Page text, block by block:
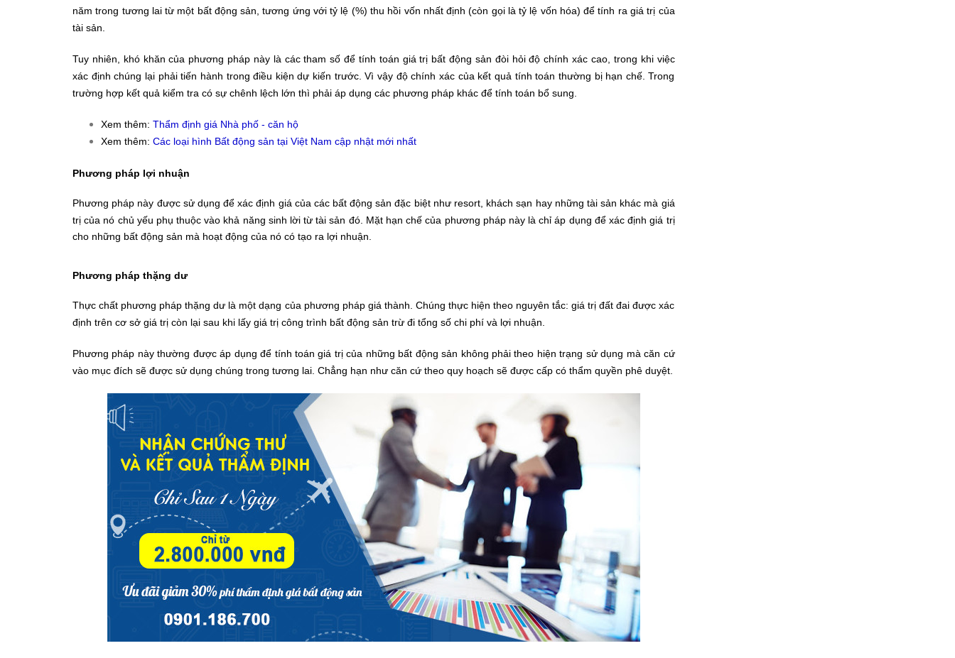
năm trong tương lai từ một bất động sản, tương ứng với tỷ lệ (%) thu hồi vốn nhất định (còn gọi là tỷ lệ vốn hóa) để tính ra giá trị của
tài sản.
Tuy nhiên, khó khăn của phương pháp này là các tham số để tính toán giá trị bất động sản đòi hỏi độ chính xác cao, trong khi việc
xác định chúng lại phải tiến hành trong điều kiện dự kiến trước. Vì vậy độ chính xác của kết quả tính toán thường bị hạn chế. Trong
trường hợp kết quả kiểm tra có sự chênh lệch lớn thì phải áp dụng các phương pháp khác để tính toán bổ sung.
Xem thêm: Thẩm định giá Nhà phố - căn hộ
Xem thêm: Các loại hình Bất động sản tại Việt Nam cập nhật mới nhất
Phương pháp lợi nhuận
Phương pháp này được sử dụng để xác định giá của các bất động sản đặc biệt như resort, khách sạn hay những tài sản khác mà giá
trị của nó chủ yếu phụ thuộc vào khả năng sinh lời từ tài sản đó. Mặt hạn chế của phương pháp này là chỉ áp dụng để xác định giá trị
cho những bất động sản mà hoạt động của nó có tạo ra lợi nhuận.
Phương pháp thặng dư
Thực chất phương pháp thặng dư là một dạng của phương pháp giá thành. Chúng thực hiện theo nguyên tắc: giá trị đất đai được xác
định trên cơ sở giá trị còn lại sau khi lấy giá trị công trình bất động sản trừ đi tổng số chi phí và lợi nhuận.
Phương pháp này thường được áp dụng để tính toán giá trị của những bất động sản không phải theo hiện trạng sử dụng mà căn cứ
vào mục đích sẽ được sử dụng chúng trong tương lai. Chẳng hạn như căn cứ theo quy hoạch sẽ được cấp có thẩm quyền phê duyệt.